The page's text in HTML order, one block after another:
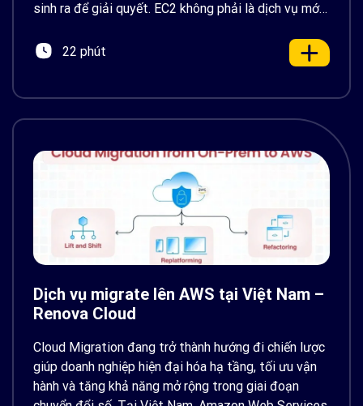
sinh ra để giải quyết. EC2 không phải là dịch vụ mới,
22 phút
Dịch vụ migrate lên AWS tại Việt Nam –
Renova Cloud
Cloud Migration đang trở thành hướng đi chiến lược
giúp doanh nghiệp hiện đại hóa hạ tầng, tối ưu vận
hành và tăng khả năng mở rộng trong giai đoạn